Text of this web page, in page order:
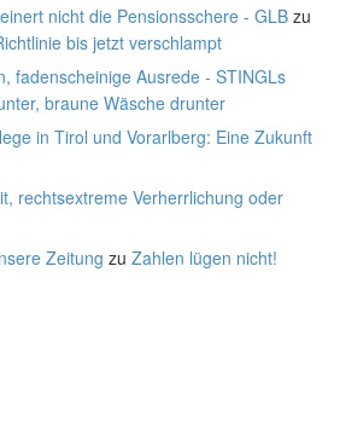
nicht die Pensionsschere - GLB zu
bis jetzt verschlampt
fadenscheinige Ausrede - STINGLs
braune Wäsche drunter
in Tirol und Vorarlberg: Eine Zukunft
rechtsextreme Verherrlichung oder
Zeitung zu Zahlen lügen nicht!